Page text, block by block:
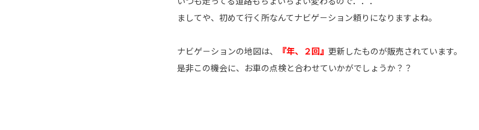
ましてや、初めて行く所なんてナビゲ－ション頼りになりますよね。
ナビゲ－ションの地図は、 『年、２回』 更新したものが販売されています。
是非この機会に、お車の点検と合わせていかがでしょうか？？